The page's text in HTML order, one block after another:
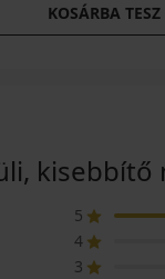
KOSÁRBA TESZ
kisebbítő
5
4
3